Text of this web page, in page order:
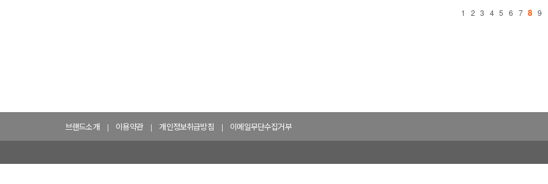
1 2 3 4 5 6 7 8 9
브랜드소개 | 이용약관 | 개인정보취급방침 | 이메일무단수집거부